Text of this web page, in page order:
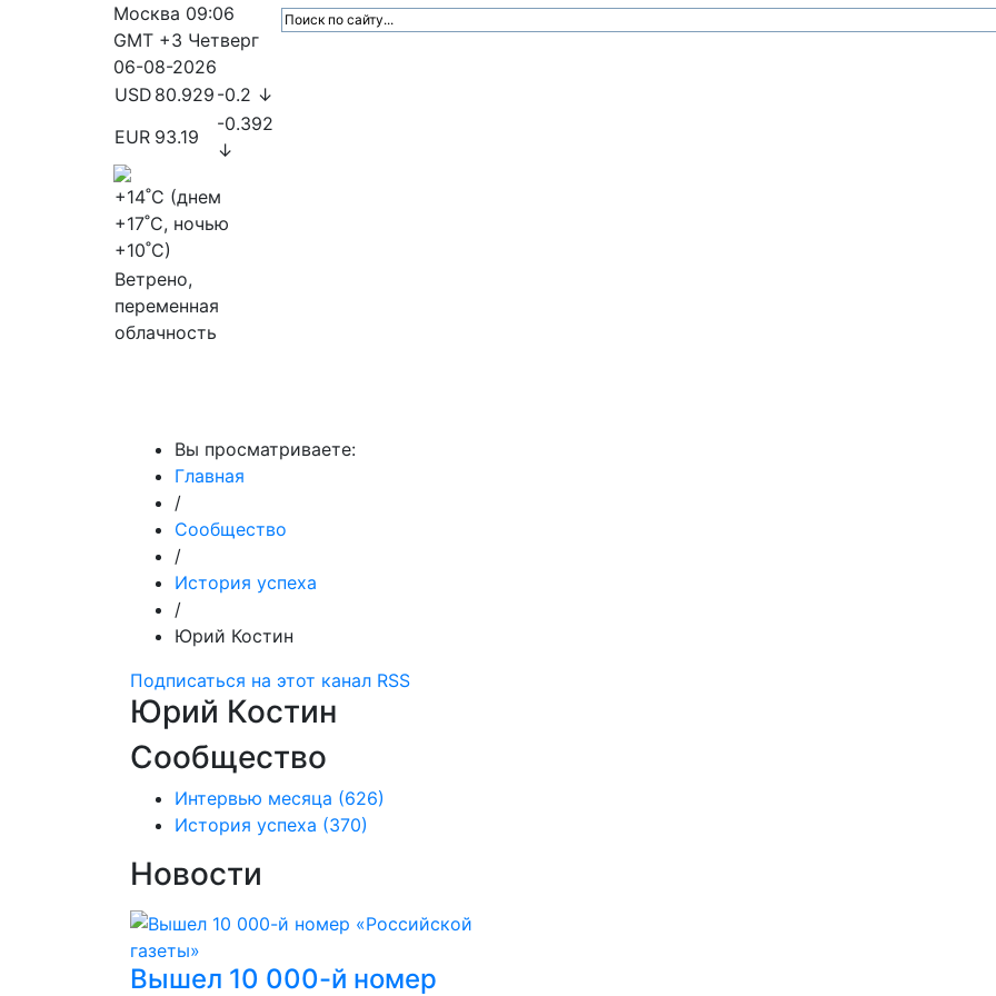
Москва 09:06
GMT +3 Четверг
06-08-2026
USD 80.929 -0.2 ↓
EUR 93.19
-0.392
↓
+14˚C (днем
+17˚C, ночью
+10˚C)
Ветрено,
переменная
облачность
Вы просматриваете:
Главная
/
Сообщество
/
История успеха
/
Юрий Костин
Подписаться на этот канал RSS
Юрий Костин
Сообщество
Интервью месяца (626)
История успеха (370)
Новости
Вышел 10 000-й номер